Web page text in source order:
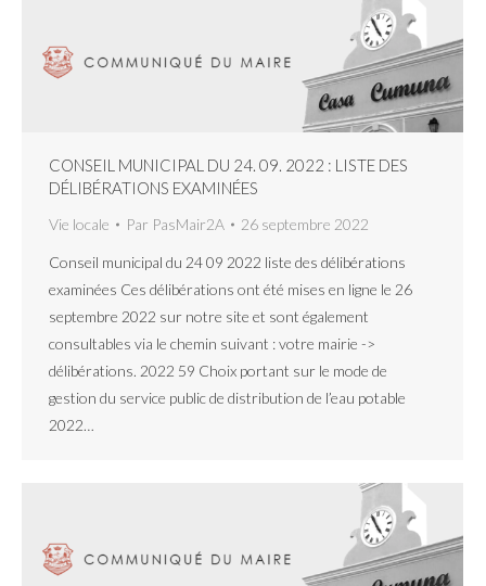
CONSEIL MUNICIPAL DU 24. 09. 2022 : LISTE DES
DÉLIBÉRATIONS EXAMINÉES
Vie locale Par PasMair2A 26 septembre 2022
Conseil municipal du 24 09 2022 liste des délibérations
examinées Ces délibérations ont été mises en ligne le 26
septembre 2022 sur notre site et sont également
consultables via le chemin suivant : votre mairie ->
délibérations. 2022 59 Choix portant sur le mode de
gestion du service public de distribution de l’eau potable
2022…